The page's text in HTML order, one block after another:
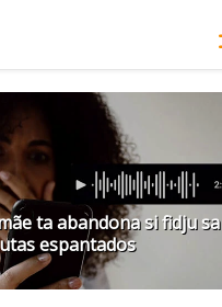
ta abandona si fidju sa
espantados